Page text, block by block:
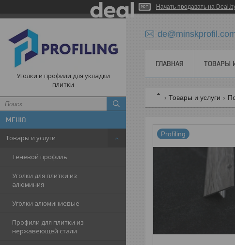
Начать продавать на
Уголки и профили для укладки
плитки
Товары и услуги
Теневой профиль
Уголки для плитки из
алюминия
Уголки алюминиевые
Профили для плитки из
нержавеющей стали
ГЛАВНАЯ ТОВАРЫ
Товары и услуги
Profiling